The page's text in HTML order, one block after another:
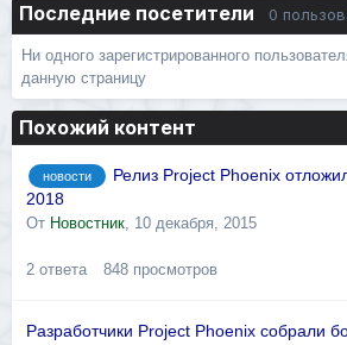
Последние посетители 0
Ни одного зарегистрированного
данную страницу
Похожий контент
новости
Релиз Project Phoenix
2018
От Новостник, 10 декабря, 2015
2 ответа 848 просмотров
Разработчики Project Phoenix собрали